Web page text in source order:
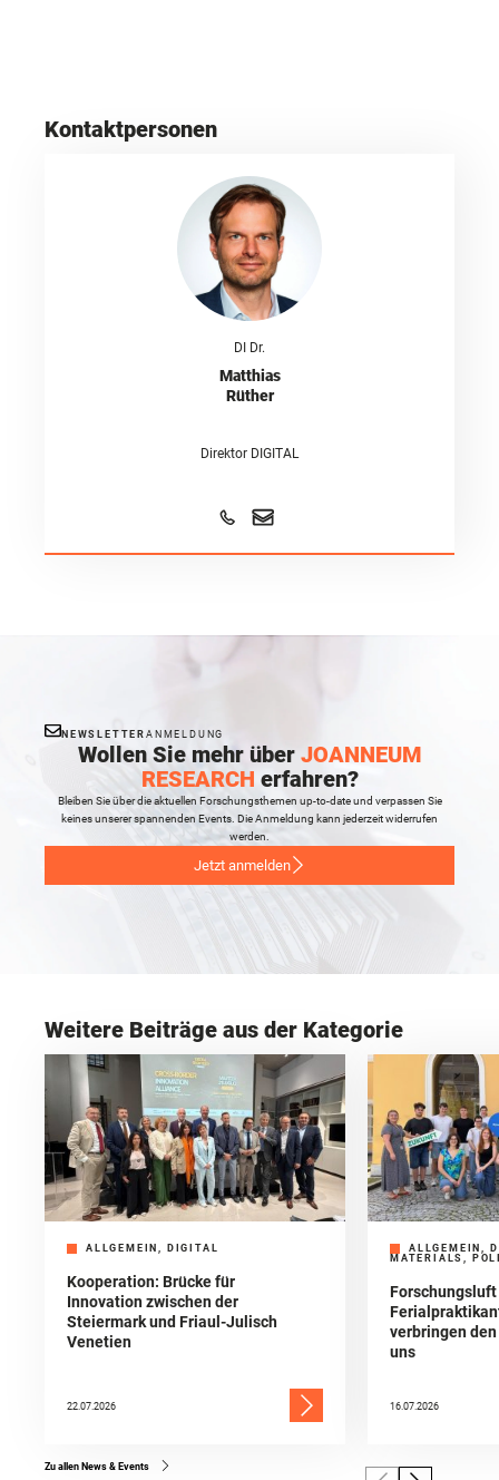
Kontaktpersonen
DI Dr.
Matthias
Rüther
Direktor DIGITAL
NEWSLETTER ANMELDUNG
Wollen Sie mehr über JOANNEUM
RESEARCH erfahren?
Bleiben Sie über die aktuellen Forschungsthemen up-to-date und verpassen Sie
keines unserer spannenden Events. Die Anmeldung kann jederzeit widerrufen
werden.
Jetzt anmelden
Weitere Beiträge aus der Kategorie
ALLGEMEIN, DIGITAL
Kooperation: Brücke für
Innovation zwischen der
Steiermark und Friaul-Julisch
Venetien
22.07.2026
ALLGEMEIN,
MATERIALS,
verbringen
uns
16.07.2026
Zu allen News & Events